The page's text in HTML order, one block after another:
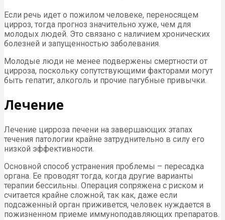
Если речь идет о пожилом человеке, переносящем
цирроз, тогда прогноз значительно хуже, чем для
молодых людей. Это связано с наличием хронических
болезней и запущенностью заболевания.
Молодые люди не менее подвержены смертности от
цирроза, поскольку сопутствующими факторами могут
быть гепатит, алкоголь и прочие пагубные привычки.
Лечение
Лечение цирроза печени на завершающих этапах
течения патологии крайне затруднительно в силу его
низкой эффективности.
Основной способ устранения проблемы – пересадка
органа. Ее проводят тогда, когда другие варианты
терапии бессильны. Операция сопряжена с риском и
считается крайне сложной, так как, даже если
подсаженный орган приживется, человек нуждается в
пожизненном приеме иммуноподавляющих препаратов.